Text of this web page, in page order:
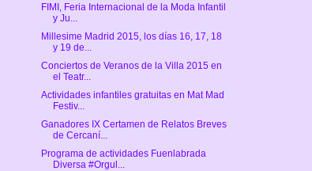
FIMI, Feria Internacional de la Moda Infantil
y Ju...
Millesime Madrid 2015, los días 16, 17, 18
y 19 de...
Conciertos de Veranos de la Villa 2015 en
el Teatr...
Actividades infantiles gratuitas en Mat Mad
Festiv...
Ganadores IX Certamen de Relatos Breves
de Cercaní...
Programa de actividades Fuenlabrada
Diversa #Orgul...